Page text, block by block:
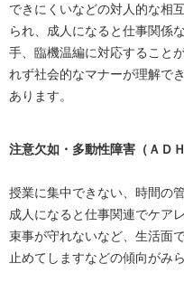
できにくいなどの対人的な相
られ、成人になると仕事関係
手、臨機温編に対応すること
れず社会的なマナーが理解で
あります。
注意欠如・多動性障害（ＡＤＨ
授業に集中できない、時間の
成人になると仕事関連でケア
束事が守れないなど、生活面
止めてしますなどの傾向がみ